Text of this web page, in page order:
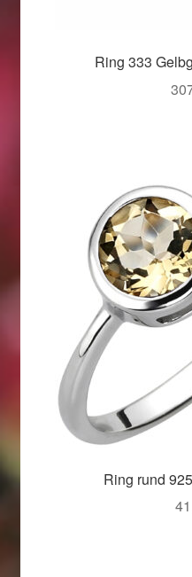
Weihnachtsangebote 2019
Weihnachtsangebote 2020
Woocommerce Predictive
Ring 333
Ring rund